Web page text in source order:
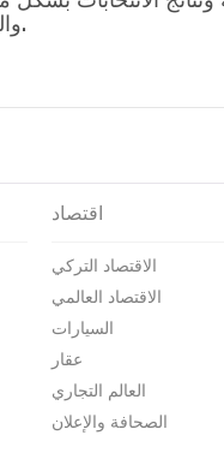
والمرشحين على صفحة نتائج الانتخابات 2024.
اقتصاد
الاقتصاد التركي
الاقتصاد العالمي
السيارات
عقار
العالم التجاري
الصحافة والإعلان